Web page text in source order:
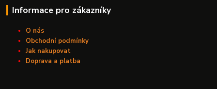
Informace pro zákazníky
O nás
Obchodní podmínky
Jak nakupovat
Doprava a platba